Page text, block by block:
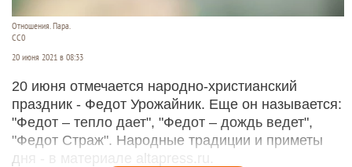
Отношения. Пара.
СС0
20 июня 2021 в 08:33
20 июня отмечается народно-христианский
праздник - Федот Урожайник. Еще он называется:
"Федот – тепло дает", "Федот – дождь ведет",
"Федот Страж". Народные традиции и приметы
дня - в материале altapress.ru.